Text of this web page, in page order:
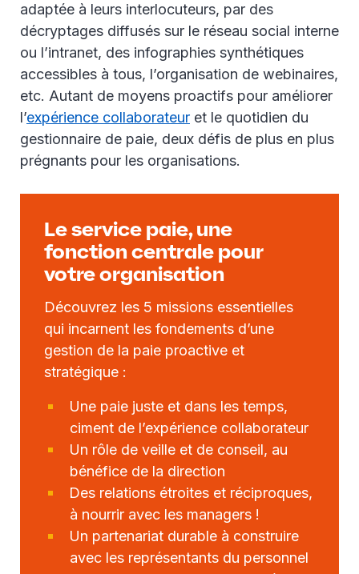
adaptée à leurs interlocuteurs, par des
décryptages diffusés sur le réseau social interne
ou l’intranet, des infographies synthétiques
accessibles à tous, l’organisation de webinaires,
etc. Autant de moyens proactifs pour améliorer
l’expérience collaborateur et le quotidien du
gestionnaire de paie, deux défis de plus en plus
prégnants pour les organisations.
Le service paie, une
fonction centrale pour
votre organisation
Découvrez les 5 missions essentielles
qui incarnent les fondements d’une
gestion de la paie proactive et
stratégique :
Une paie juste et dans les temps,
ciment de l’expérience collaborateur
Un rôle de veille et de conseil, au
bénéfice de la direction
Des relations étroites et réciproques,
à nourrir avec les managers !
Un partenariat durable à construire
avec les représentants du personnel